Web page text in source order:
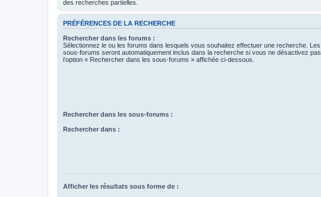
des recherches partielles.
PRÉFÉRENCES DE LA RECHERCHE
Rechercher dans les forums :
Sélectionnez le ou les forums dans lesquels vous souhaitez effectuer une recherche. Les
sous-forums seront automatiquement inclus dans la recherche si vous ne désactivez pas
l’option « Rechercher dans les sous-forums » affichée ci-dessous.
Rechercher dans les sous-forums :
Rechercher dans :
Afficher les résultats sous forme de :